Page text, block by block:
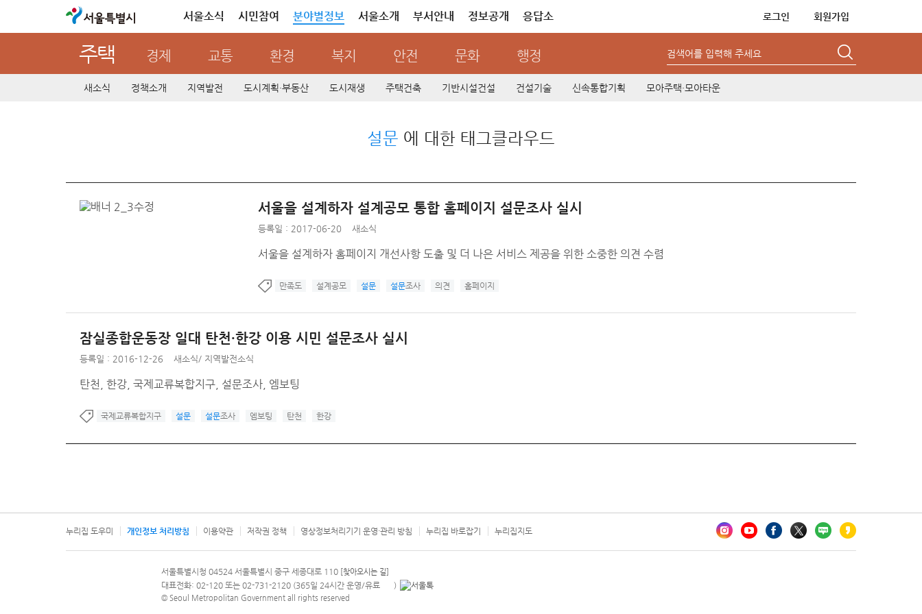
서울특별시 서울소식 시민참여 분야별정보 서울소개 부서안내 정보공개 응답소 로그인 회원가입
주택 경제 교통 환경 복지 안전 문화 행정 검색어를 입력해 주세요
새소식 정책소개 지역발전 도시계획·부동산 도시재생 주택건축 기반시설건설 건설기술 신속통합기획 모아주택·모아타운
설문 에 대한 태그클라우드
서울을 설계하자 설계공모 통합 홈페이지 설문조사 실시
등록일 : 2017-06-20 새소식
서울을 설계하자 홈페이지 개선사항 도출 및 더 나은 서비스 제공을 위한 소중한 의견 수렴
만족도 설계공모 설문 설문조사 의견 홈페이지
잠실종합운동장 일대 탄천·한강 이용 시민 설문조사 실시
등록일 : 2016-12-26 새소식/ 지역발전소식
탄천, 한강, 국제교류복합지구, 설문조사, 엠보팅
국제교류복합지구 설문 설문조사 엠보팅 탄천 한강
누리집 도우미 개인정보 처리방침 이용약관 저작권 정책 영상정보처리기기 운영·관리 방침 누리집 바로잡기 누리집지도
문의 전화번호 120, 120 다산콜재단
서울특별시청 04524 서울특별시 중구 세종대로 110 [찾아오시는 길]
대표전화: 02-120 또는 02-731-2120 (365일 24시간 운영/유료 안내팝업 열기
)
© Seoul Metropolitan Government all rights reserved